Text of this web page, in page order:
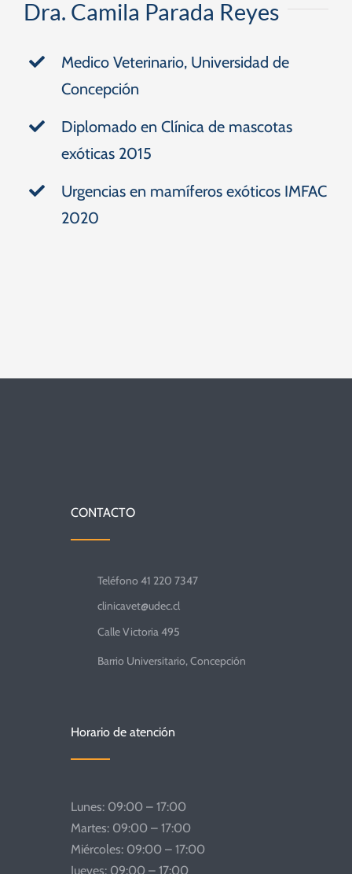
Dra. Camila Parada Reyes
Medico Veterinario, Universidad de
Concepción
Diplomado en Clínica de mascotas
exóticas 2015
Urgencias en mamíferos exóticos IMFAC
2020
CONTACTO
Teléfono 41 220 7347
clinicavet@udec.cl
Calle Victoria 495
Barrio Universitario, Concepción
Horario de atención
Lunes: 09:00 – 17:00
Martes: 09:00 – 17:00
Miércoles: 09:00 – 17:00
Jueves: 09:00 – 17:00